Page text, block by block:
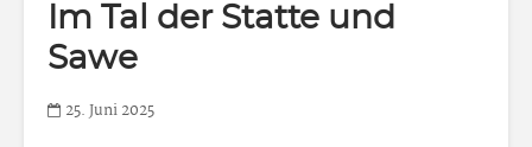
Im Tal der Statte und
Sawe
25. Juni 2025